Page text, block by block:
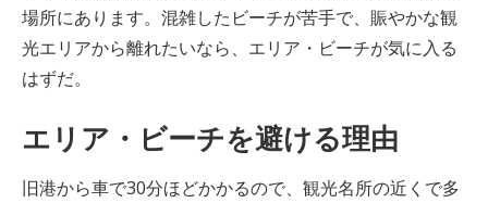
場所にあります。混雑したビーチが苦手で、賑やかな観
光エリアから離れたいなら、エリア・ビーチが気に入る
はずだ。
エリア・ビーチを避ける理由
旧港から車で30分ほどかかるので、観光名所の近くで多